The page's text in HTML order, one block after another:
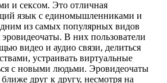
и сексом. Это отличная
язык с единомышленниками и
из самых популярных видов
В них пользователи
видео и аудио связи, делиться
устраивать виртуальные
с новыми людьми. Эровидеочаты
друг к другу, несмотря на